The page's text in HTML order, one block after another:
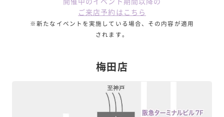
ご来店予約はこちら
※新たなイベントを実施している場合、その内容が適用
されます。
梅田店